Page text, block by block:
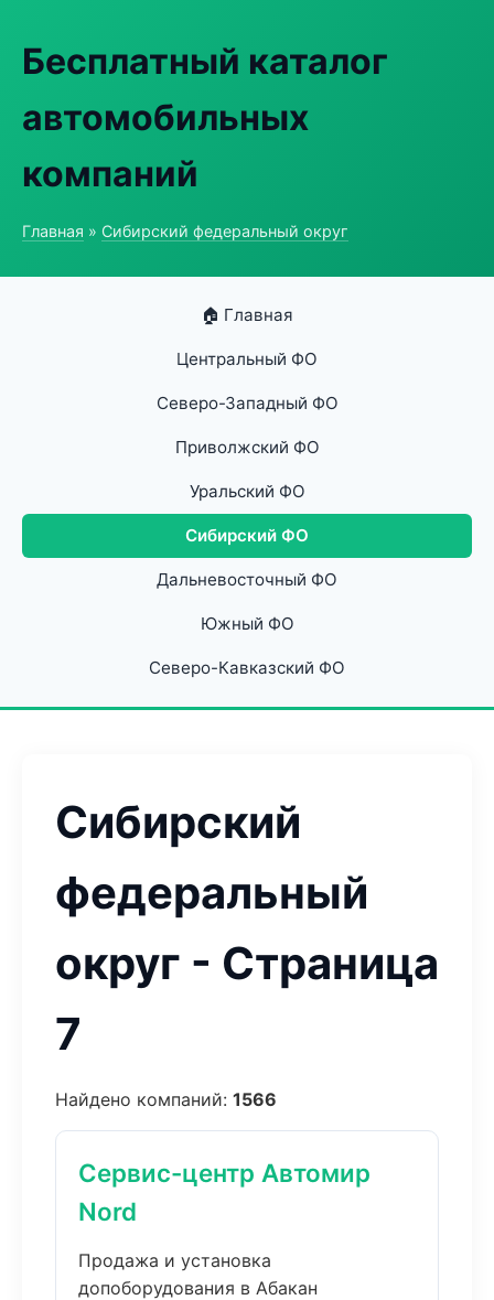
Бесплатный каталог
автомобильных
компаний
Главная » Сибирский федеральный округ
🏠 Главная
Центральный ФО
Северо-Западный ФО
Приволжский ФО
Уральский ФО
Сибирский ФО
Дальневосточный ФО
Южный ФО
Северо-Кавказский ФО
Сибирский
федеральный
округ - Страница
7
Найдено компаний: 1566
Сервис-центр Автомир
Nord
Продажа и установка
допоборудования в Абакан